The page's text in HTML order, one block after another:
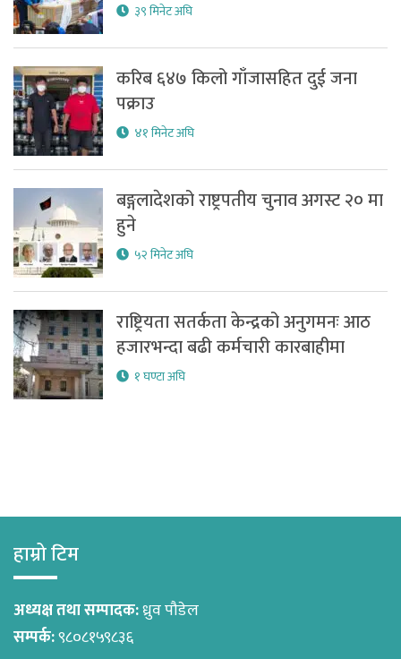
३९ मिनेट अघि
करिब ६४७ किलो गाँजासहित दुई जना
पक्राउ
४१ मिनेट अघि
बङ्गलादेशको राष्ट्रपतीय चुनाव अगस्ट २० मा
हुने
५२ मिनेट अघि
राष्ट्रियता सतर्कता केन्द्रको अनुगमनः आठ
हजारभन्दा बढी कर्मचारी कारबाहीमा
१ घण्टा अघि
हाम्रो टिम
अध्यक्ष तथा सम्पादक:ध्रुव पौडेल
सम्पर्क:९८०८१५९८३६